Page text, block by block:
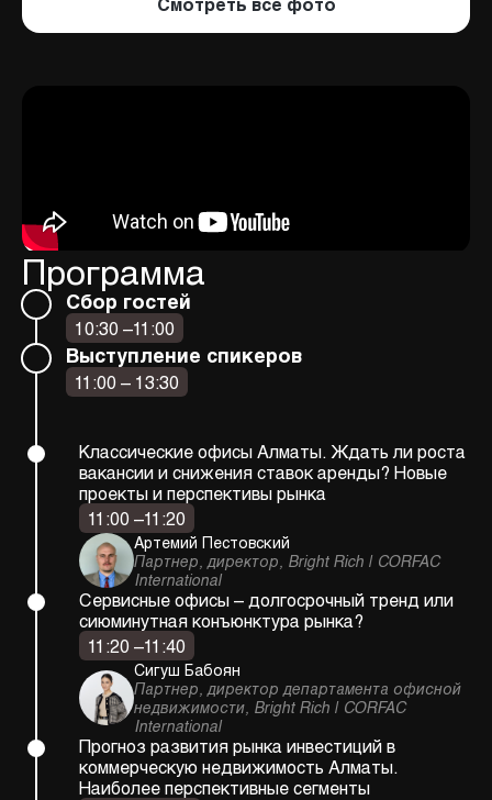
Программа
Сбор гостей
10:30 –11:00
Выступление спикеров
11:00 – 13:30
Классические офисы Алматы. Ждать ли роста
вакансии и снижения ставок аренды? Новые
проекты и перспективы рынка
11:00 –11:20
Артемий Пестовский
Партнер, директор, Bright Rich | CORFAC
International
Сервисные офисы – долгосрочный тренд или
сиюминутная конъюнктура рынка?
11:20 –11:40
Cигуш Бабоян
Партнер, директор департамента офисной
недвижимости, Bright Rich | CORFAC
International
Прогноз развития рынка инвестиций в
коммерческую недвижимость Алматы.
Наиболее перспективные сегменты